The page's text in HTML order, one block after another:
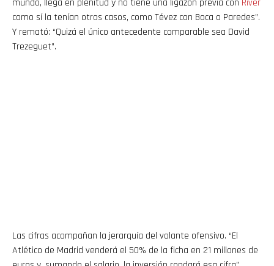
mundo, llega en plenitud y no tiene una ligazón previa con River
como sí la tenían otros casos, como Tévez con Boca o Paredes”.
Y remató: “Quizá el único antecedente comparable sea David
Trezeguet”.
Las cifras acompañan la jerarquía del volante ofensivo. “El
Atlético de Madrid venderá el 50% de la ficha en 21 millones de